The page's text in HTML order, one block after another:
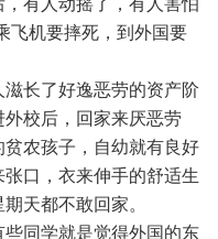
有人动摇了，有人害怕
飞机要摔死，到外国要
长了好逸恶劳的资产阶
校后，回家来厌恶劳
农孩子，自幼就有良好
口，衣来伸手的舒适生
天都不敢回家。
同学就是觉得外国的东